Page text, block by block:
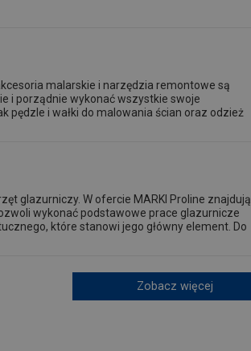
malarskie i narzędzia remontowe są
i porządnie wykonać wszystkie swoje
pędzle i wałki do malowania ścian oraz odzież
glazurniczy. W ofercie MARKI Proline znajdują
wykonać podstawowe prace glazurnicze
które stanowi jego główny element. Do
Zobacz więcej